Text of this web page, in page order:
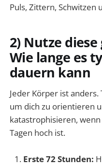
Puls, Zittern, Schwitzen
2) Nutze
Wie lange es
dauern kann
Jeder Körper ist
um dich zu orientieren
katastrophisieren,
Tagen hoch ist.
Erste 72 Stunden: